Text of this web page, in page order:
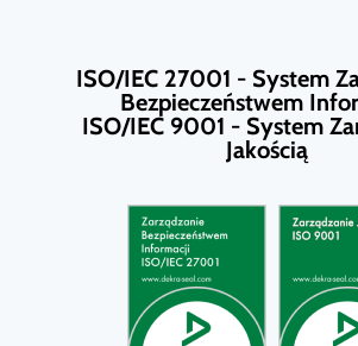
ISO/IEC 27001 - System
Bezpieczeństwem
ISO/IEC 9001 - System
Jakością